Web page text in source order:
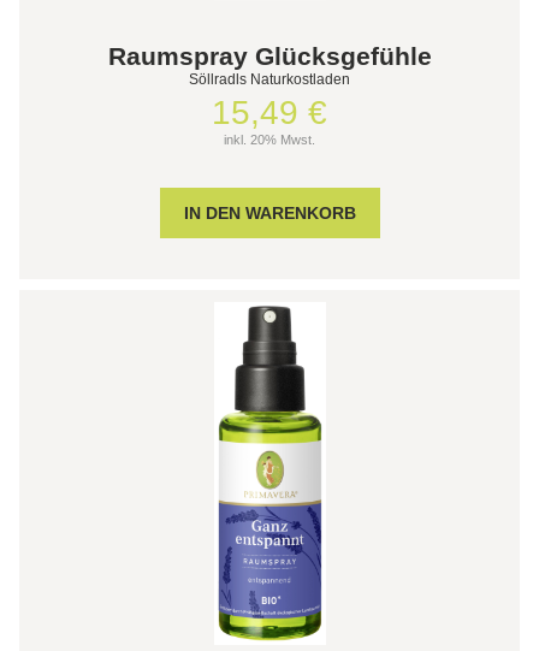
Raumspray Glücksgefühle
Söllradls Naturkostladen
15,49 €
inkl. 20% Mwst.